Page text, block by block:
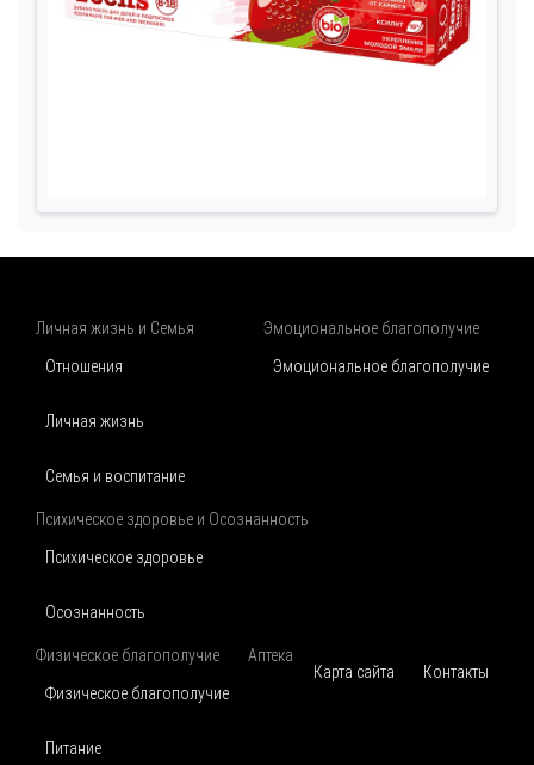
Личная жизнь и Семья
Отношения
Личная жизнь
Семья и воспитание
Эмоциональное благополучие
Эмоциональное благополучие
Психическое здоровье и Осознанность
Психическое здоровье
Осознанность
Физическое благополучие
Физическое благополучие
Питание
Аптека
Карта сайта
Контакты